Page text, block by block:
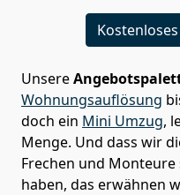
Unsere
Wohnungsauflösung
doch ein Mini Umzug,
Menge. Und dass wir
Frechen und Monteure
haben, das erwähnen